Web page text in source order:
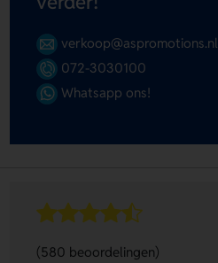
verkoop@aspromotions.nl
072-3030100
Whatsapp ons!
(580 beoordelingen)